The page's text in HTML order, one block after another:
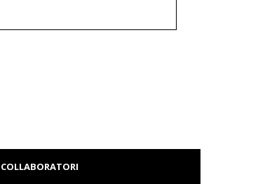
COLLABORATORI